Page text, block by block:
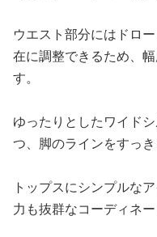
ウエスト部分にはドロ
在に調整できるため、
す。
ゆったりとしたワイド
つ、脚のラインをすっき
トップスにシンプルな
力も抜群なコーディネー